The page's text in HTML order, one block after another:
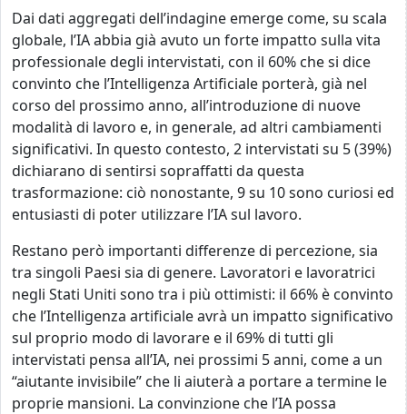
Dai dati aggregati dell’indagine emerge come, su scala
globale, l’IA abbia già avuto un forte impatto sulla vita
professionale degli intervistati, con il 60% che si dice
convinto che l’Intelligenza Artificiale porterà, già nel
corso del prossimo anno, all’introduzione di nuove
modalità di lavoro e, in generale, ad altri cambiamenti
significativi. In questo contesto, 2 intervistati su 5 (39%)
dichiarano di sentirsi sopraffatti da questa
trasformazione: ciò nonostante, 9 su 10 sono curiosi ed
entusiasti di poter utilizzare l’IA sul lavoro.
Restano però importanti differenze di percezione, sia
tra singoli Paesi sia di genere. Lavoratori e lavoratrici
negli Stati Uniti sono tra i più ottimisti: il 66% è convinto
che l’Intelligenza artificiale avrà un impatto significativo
sul proprio modo di lavorare e il 69% di tutti gli
intervistati pensa all’IA, nei prossimi 5 anni, come a un
“aiutante invisibile” che li aiuterà a portare a termine le
proprie mansioni. La convinzione che l’IA possa